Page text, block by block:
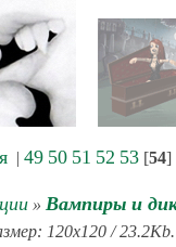
| 49 50 51 52 53[54]
» Вампиры и
120x120 /